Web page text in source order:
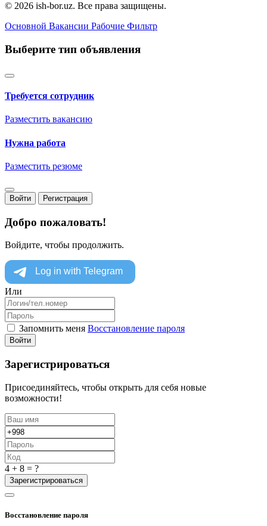
© 2026 ish-bor.uz. Все права защищены.
Основной Вакансии Рабочие Фильтр
Выберите тип объявления
Требуется сотрудник
Разместить вакансию
Нужна работа
Разместить резюме
Войти Регистрация
Добро пожаловать!
Войдите, чтобы продолжить.
Или
Запомнить меня Восстановление пароля
Войти
Зарегистрироваться
Присоединяйтесь, чтобы открыть для себя новые
возможности!
4 + 8 = ?
Зарегистрироваться
Восстановление пароля